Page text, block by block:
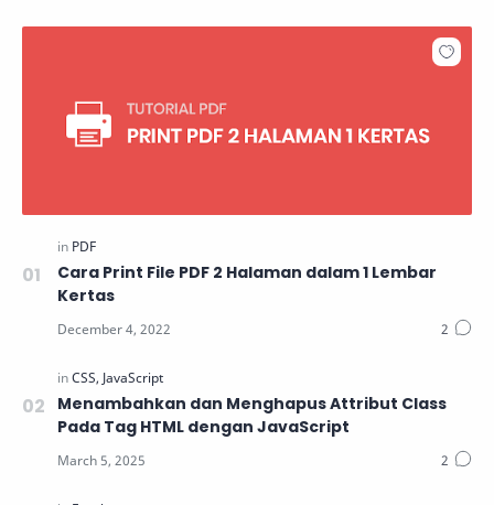
Cara Print File PDF 2 Halaman dalam 1 Lembar
Kertas
Menambahkan dan Menghapus Attribut Class
Pada Tag HTML dengan JavaScript